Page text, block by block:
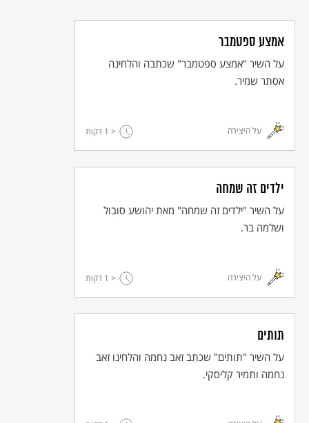
רק השקט בה נותר
אז עלה לו אור מוזר
שם בכיכר שמתה.
שם השחר עוד יבקע
© כל הזכויות שמורות למחבר ולאקו"ם
אמצע ספטמבר
על השיר "אמצע ספטמבר" שכתבה והלחינה
אסתר שמיר.
על היצירה < 1 דקות
ילדים זה שמחה
על השיר "ילדים זה שמחה" מאת יהושע סובול
ושלמה בר.
על היצירה < 1 דקות
תותים
על השיר "תותים" שכתב זאב נחמה והלחינו זאב
נחמה ותמיר קליסקי.